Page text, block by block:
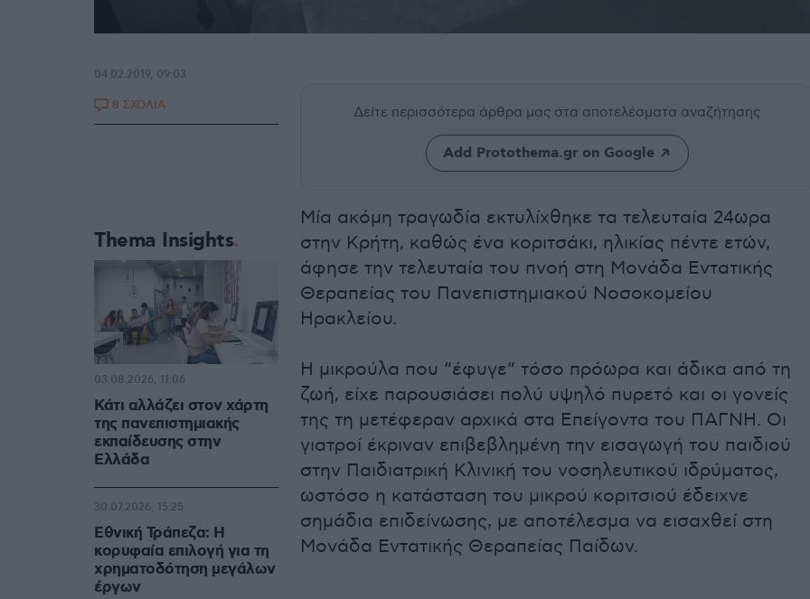
Δείτε περισσότερα άρθρα μας στα αποτελέσματα αναζήτησης
Add Protothema.gr on Google
Μία ακόμη τραγωδία εκτυλίχθηκε τα τελευταία 24ωρα
στην Κρήτη, καθώς ένα κοριτσάκι, ηλικίας πέντε ετών,
άφησε την τελευταία του πνοή στη Μονάδα Εντατικής
Θεραπείας του Πανεπιστημιακού Νοσοκομείου
Ηρακλείου.
Η μικρούλα που “έφυγε” τόσο πρόωρα και άδικα από τη
ζωή, είχε παρουσιάσει πολύ υψηλό πυρετό και οι γονείς
της τη μετέφεραν αρχικά στα Επείγοντα του ΠΑΓΝΗ. Οι
γιατροί έκριναν επιβεβλημένη την εισαγωγή του παιδιού
στην Παιδιατρική Κλινική του νοσηλευτικού ιδρύματος,
ωστόσο η κατάσταση του μικρού κοριτσιού έδειχνε
σημάδια επιδείνωσης, με αποτέλεσμα να εισαχθεί στη
Μονάδα Εντατικής Θεραπείας Παίδων.
04.02.2019, 09:03
8 ΣΧΟΛΙΑ
Thema Insights
Κάτι αλλάζει στον χάρτη
της πανεπιστημιακής
εκπαίδευσης στην
Ελλάδα
03.08.2026, 11:06
Εθνική Τράπεζα: Η
κορυφαία επιλογή για τη
χρηματοδότηση μεγάλων
έργων
30.07.2026, 15:25